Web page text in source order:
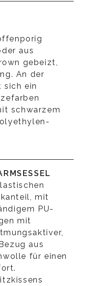
aus
gebeizt,
An der
sich ein
schwarzem
mit
PU-
mit
aus
für einen